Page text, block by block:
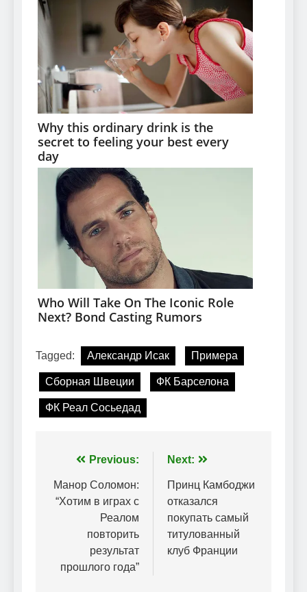
Tagged: Александр Исак Примера
Сборная Швеции ФК Барселона
ФК Реал Сосьедад
Навігація
записів
Previous:
Манор Соломон:
“Хотим в играх с
Реалом
повторить
результат
прошлого года”
Next:
Принц Камбоджи
отказался
покупать самый
титулованный
клуб Франции